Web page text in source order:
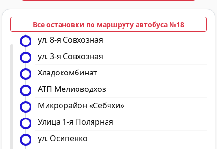
Все остановки по маршруту автобуса №18
ул. 8-я Совхозная
ул. 3-я Совхозная
Хладокомбинат
АТП Мелиоводхоз
Микрорайон «Себяхи»
Улица 1-я Полярная
ул. Осипенко